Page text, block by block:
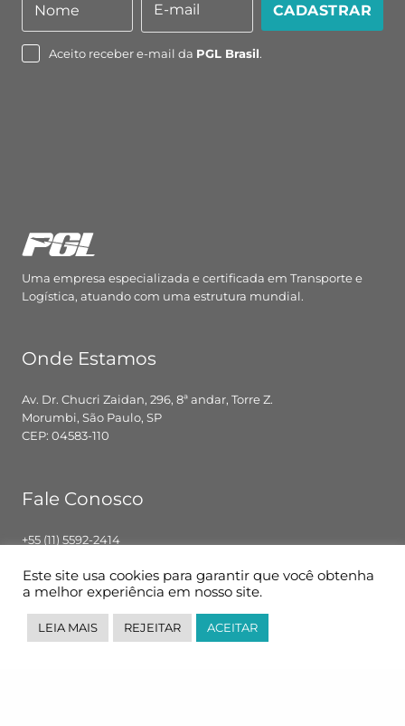
Nome
Nome
mail
E-mail CADASTRAR
Aceito receber e-mail da PGL Brasil.
Uma empresa especializada e certificada em Transporte e
Logística, atuando com uma estrutura mundial.
Onde Estamos
Av. Dr. Chucri Zaidan, 296, 8ª andar, Torre Z.
Morumbi, São Paulo, SP
CEP: 04583-110
Fale Conosco
+55 (11) 5592-2414
Segunda – Sexta: 8h00 – 18h00
Siga-nos
Este site usa cookies para garantir que você obtenha
a melhor experiência em nosso site.
LEIA MAIS REJEITAR ACEITAR